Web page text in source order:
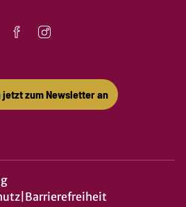
jetzt zum Newsletter an
Barrierefreiheit